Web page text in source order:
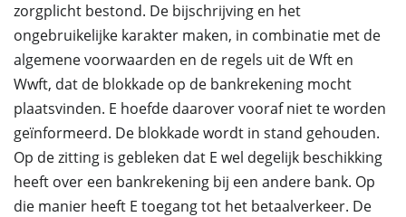
zorgplicht bestond. De bijschrijving en het
ongebruikelijke karakter maken, in combinatie met de
algemene voorwaarden en de regels uit de Wft en
Wwft, dat de blokkade op de bankrekening mocht
plaatsvinden. E hoefde daarover vooraf niet te worden
geïnformeerd. De blokkade wordt in stand gehouden.
Op de zitting is gebleken dat E wel degelijk beschikking
heeft over een bankrekening bij een andere bank. Op
die manier heeft E toegang tot het betaalverkeer. De